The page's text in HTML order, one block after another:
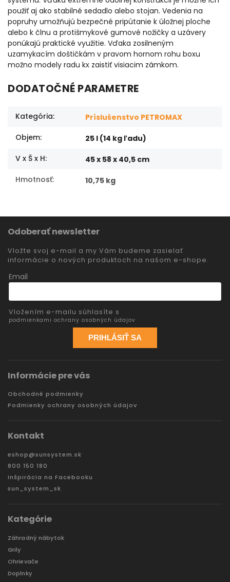
použiť aj ako stabilné sedadlo alebo stojan. Vedenia na
popruhy umožňujú bezpečné pripútanie k úložnej ploche
alebo k člnu a protišmykové gumové nožičky a uzávery
ponúkajú praktické využitie. Vďaka zosilneným
uzamykacím doštičkám v pravom hornom rohu boxu
možno modely radu kx zaistiť visiacim zámkom.
DODATOČNÉ PARAMETRE
Kategória:
Príslušenstvo PETROMAX
Objem:
25 l (14 kg ľadu)
V x Š x H:
45 x 58 x 40,5 cm
Hmotnosť: 10,75 kg
Odoberať newsletter
Vložte svoj e-mail a my Vám budeme zasielať
informácie o nových produktoch na našom e-shope.
Email
Vložením e-mailu súhlasíte s
podmienkami ochrany osobných údajov
PRIHLÁSIŤ SA
Informácie pre vás
Obchodné podmienky
Podmienky ochrany osobných údajov
Kontakt
eshop@sunsystem.sk
800 150 180
Inšpirácia na Facebooku
sun_system_sk
Kategórie
Záhradný nábytok
Grily
Ohrievače
Doplnky